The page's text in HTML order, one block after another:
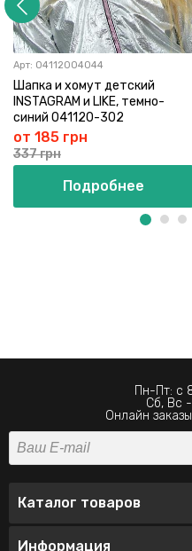
Арт: 04112004044
Шапка и хомут детский
INSTAGRAM и LIKE, темнo-
синий 041120-302
от 185 грн
337 грн
Подробнее
Пн-Пт: с
Сб, Вс
Онлайн
Каталог товаров
Информация